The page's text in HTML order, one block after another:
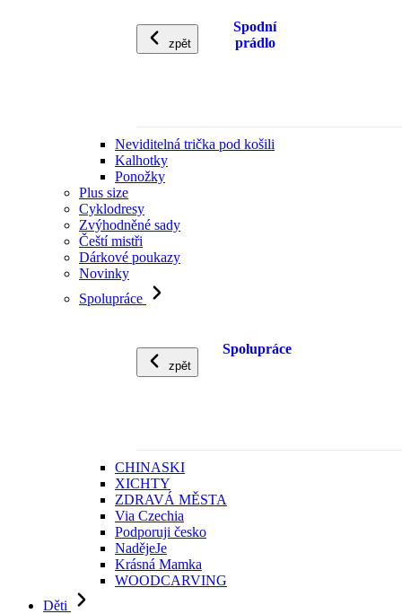
zpět
Spodní
prádlo
Neviditelná trička pod košili
Kalhotky
Ponožky
Plus size
Cyklodresy
Zvýhodněné sady
Čeští mistři
Dárkové poukazy
Novinky
Spolupráce
zpět
Spolupráce
CHINASKI
XICHTY
ZDRAVÁ MĚSTA
Via Czechia
Podporuji česko
NadějeJe
Krásná Mamka
WOODCARVING
Děti